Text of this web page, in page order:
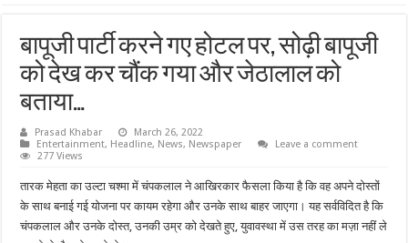
बापूजी पार्टी करने गए होटल पर, सोढ़ी बापूजी
को देख कर चौंक गया और जेठालाल को
बताया…
Prasad Khabar
March 26, 2022
Entertainment, Headline, News, Newspaper
Leave a comment
277 Views
तारक मेहता का उल्टा चश्मा में चंपकलाल ने आखिरकार फैसला किया है कि वह अपने दोस्तों
के साथ बनाई गई योजना पर कायम रहेगा और उनके साथ बाहर जाएगा। यह सर्वविदित है कि
चंपकलाल और उनके दोस्त, उनकी उम्र को देखते हुए, युवावस्था में उस तरह का मज़ा नहीं ले